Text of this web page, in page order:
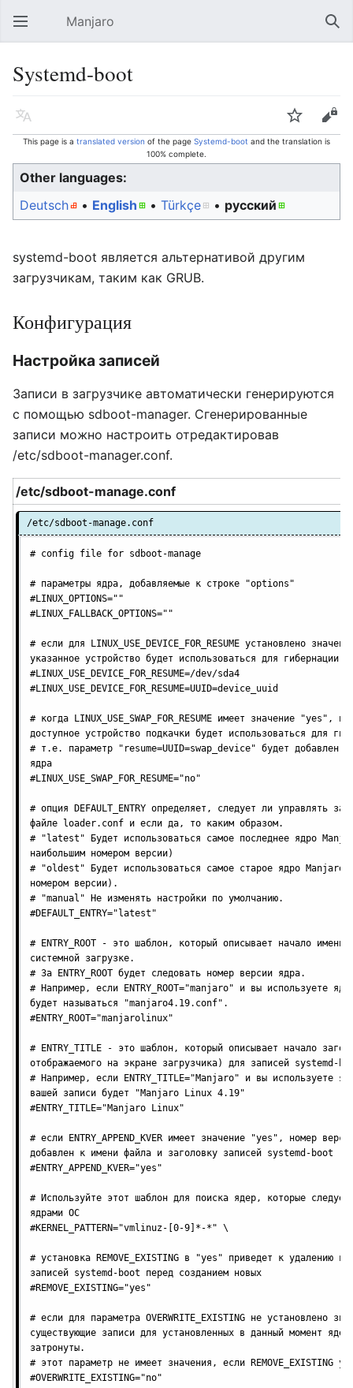
Open main menu Manjaro
Systemd-boot
Language Watch Edit
This page is a translated version of the page Systemd-boot and the translation is
100% complete.
Other languages:
Deutsch
• ‎ English • ‎ Türkçe • ‎ русский
systemd-boot является альтернативой другим
загрузчикам, таким как GRUB.
Конфигурация
Настройка записей
Записи в загрузчике автоматически генерируются
с помощью sdboot-manager. Сгенерированные
записи можно настроить отредактировав
/etc/sdboot-manager.conf.
/etc/sdboot-manage.conf
/etc/sdboot-manage.conf
# config file for sdboot-manage
# параметры ядра, добавляемые к строке "options"
#LINUX_OPTIONS=""
#LINUX_FALLBACK_OPTIONS=""
# если для LINUX_USE_DEVICE_FOR_RESUME установлено
указанное устройство будет использоваться для гибернации
#LINUX_USE_DEVICE_FOR_RESUME=/dev/sda4
#LINUX_USE_DEVICE_FOR_RESUME=UUID=device_uuid
# когда LINUX_USE_SWAP_FOR_RESUME имеет значение "yes",
доступное устройство подкачки будет использоваться для
# т.е. параметр "resume=UUID=swap_device" будет добавлен к
ядра
#LINUX_USE_SWAP_FOR_RESUME="no"
# опция DEFAULT_ENTRY определяет, следует ли управлять
файле loader.conf и если да, то каким образом.
# "latest" Будет использоваться самое последнее ядро
наибольшим номером версии)
# "oldest" Будет использоваться самое старое ядро Manjaro
номером версии).
# "manual" Не изменять настройки по умолчанию.
#DEFAULT_ENTRY="latest"
# ENTRY_ROOT - это шаблон, который описывает начало имени
системной загрузке.
# За ENTRY_ROOT будет следовать номер версии ядра.
# Например, если ENTRY_ROOT="manjaro" и вы используете
будет называться "manjaro4.19.conf".
#ENTRY_ROOT="manjarolinux"
# ENTRY_TITLE - это шаблон, который описывает начало
отображаемого на экране загрузчика) для записей systemd-
# Например, если ENTRY_TITLE="Manjaro" и вы используете
вашей записи будет "Manjaro Linux 4.19"
#ENTRY_TITLE="Manjaro Linux"
# если ENTRY_APPEND_KVER имеет значение "yes", номер
добавлен к имени файла и заголовку записей systemd-boot
#ENTRY_APPEND_KVER="yes"
# Используйте этот шаблон для поиска ядер, которые следует
ядрами ОС
#KERNEL_PATTERN="vmlinuz-[0-9]*-*" \
# установка REMOVE_EXISTING в "yes" приведет к удалению
записей systemd-boot перед созданием новых
#REMOVE_EXISTING="yes"
# если для параметра OVERWRITE_EXISTING не установлено
существующие записи для установленных в данный момент
затронуты.
# этот параметр не имеет значения, если REMOVE_EXISTING
#OVERWRITE_EXISTING="no"